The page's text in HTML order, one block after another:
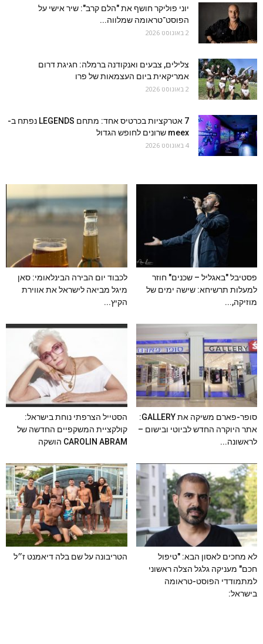
יוני פוליקר חושף את "הלם קרב": שיר אישי על
הפוסט־טראומה שמלווה...
2 באוגוסט 2026
צלילים, צבעים ואנקודנה ברמלה: חגיגת דרום
אמריקאית ביום העצמאות של פרו
2 באוגוסט 2026
7 אטרקציות בכרטיס אחד: מתחם LEGENDS נפתח ב-
meex שרונים לחופש הגדול
4 באוגוסט 2026
פסטיבל "באגליל – שכנים" חוזר
למעלות תרשיחא: שישה ימים של
מוזיקה,...
לכבוד יום הבירה הבינלאומי: סאן
מיגל מביאה לישראל את אווירת
הקיץ...
סופר-פארם משיקה את GALLERY:
אתר היוקרה החדש לביוטי ובישום –
לראשונה...
הסטייל הצרפתי נוחת בישראל:
קולקציית המשקפיים החדשה של
CAROLIN ABRAM הושקה
לא מחכים לאסון הבא: "טיפול
חכם" מעניקה גלגל הצלה ראשוני
למתמודדי הפוסט-טראומה
בישראל:
הטריבונה על שם בלה דיאמנט ז״ל